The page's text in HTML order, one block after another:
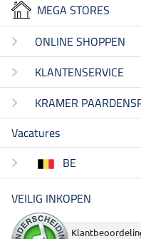
MEGA STORES
ONLINE SHOPPEN
KLANTENSERVICE
KRAMER
Vacatures
BE
VEILIG INKOPEN